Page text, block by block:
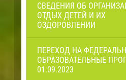
СВЕДЕНИЯ ОБ
ОТДЫХ ДЕТЕЙ И ИХ
ОЗДОРОВЛЕНИИ
ПЕРЕХОД НА
ОБРАЗОВАТЕЛЬНЫЕ
01.09.2023